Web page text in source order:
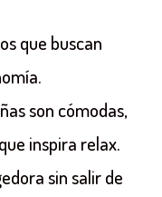
que buscan
son cómodas,
inspira relax.
sin salir de